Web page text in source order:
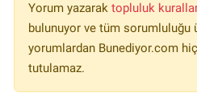
Yorum yazarak topluluk
bulunuyor ve tüm sorumluluğu
yorumlardan Bunediyor.com
tutulamaz.